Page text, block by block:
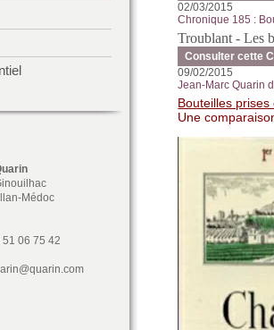
02/03/2015
Chronique 185 :
Troublant - Les
Consulter cette
09/02/2015
Jean-Marc Quarin
Bouteilles
Une
Médoc
51 06 75 42